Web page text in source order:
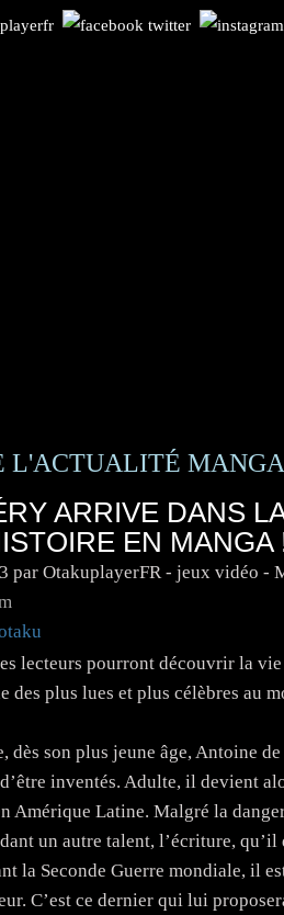
L'ACTUALITÉ
ARRIVE DANS
EN MANGA
par OtakuplayerFR - jeux vidéo -
lecteurs pourront découvrir la
des plus lues et plus célèbres au
dès son plus jeune âge, Antoine
inventés. Adulte, il devient
Amérique Latine. Malgré la
un autre talent, l’écriture,
la Seconde Guerre mondiale, il
C’est ce dernier qui lui